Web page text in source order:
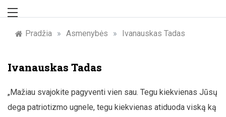
Žymūs Kauno
žmonės: atminimo
įamžinimas
Pradžia » Asmenybės » Ivanauskas Tadas
Ivanauskas Tadas
„Mažiau svajokite pagyventi vien sau. Tegu kiekvienas Jūsų
dega patriotizmo ugnele, tegu kiekvienas atiduoda viską ką